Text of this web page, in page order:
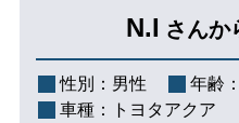
N.I さんか
性別： 男性 年齢：
車種：
トヨタアクア